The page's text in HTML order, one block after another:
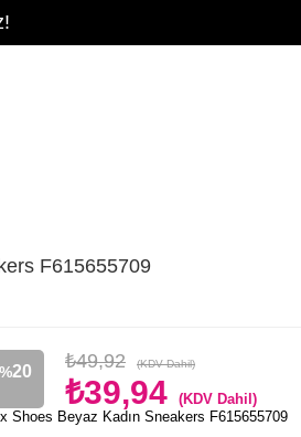
F615655709
%20 ₺49,92 (KDV Dahil)
₺39,94 (KDV Dahil)
Shoes Beyaz Kadın Sneakers F615655709